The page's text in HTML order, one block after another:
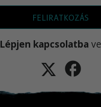
FELIRATKOZÁS
Lépjen kapcsolatba